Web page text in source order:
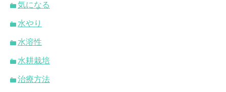
気になる
水やり
水溶性
水耕栽培
治療方法